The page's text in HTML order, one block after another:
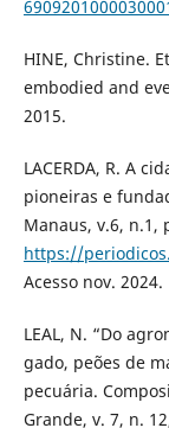
HINE, Christine.
embodied and
2015.
LACERDA, R. A
pioneiras e
Manaus, v.6, n.1,
https://
Acesso nov. 2024.
LEAL, N. “Do
gado, peões de
pecuária.
Grande, v. 7, n.